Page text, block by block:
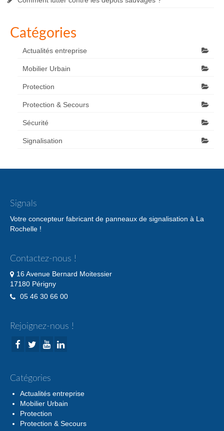
Catégories
Actualités entreprise
Mobilier Urbain
Protection
Protection & Secours
Sécurité
Signalisation
Signals
Votre concepteur fabricant de panneaux de signalisation à La
Rochelle !
Contactez-nous !
16 Avenue Bernard Moitessier
17180 Périgny
05 46 30 66 00
Rejoignez-nous !
Catégories
Actualités entreprise
Mobilier Urbain
Protection
Protection & Secours